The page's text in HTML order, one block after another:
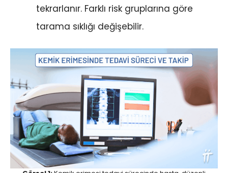
tekrarlanır. Farklı risk gruplarına göre
tarama sıklığı değişebilir.